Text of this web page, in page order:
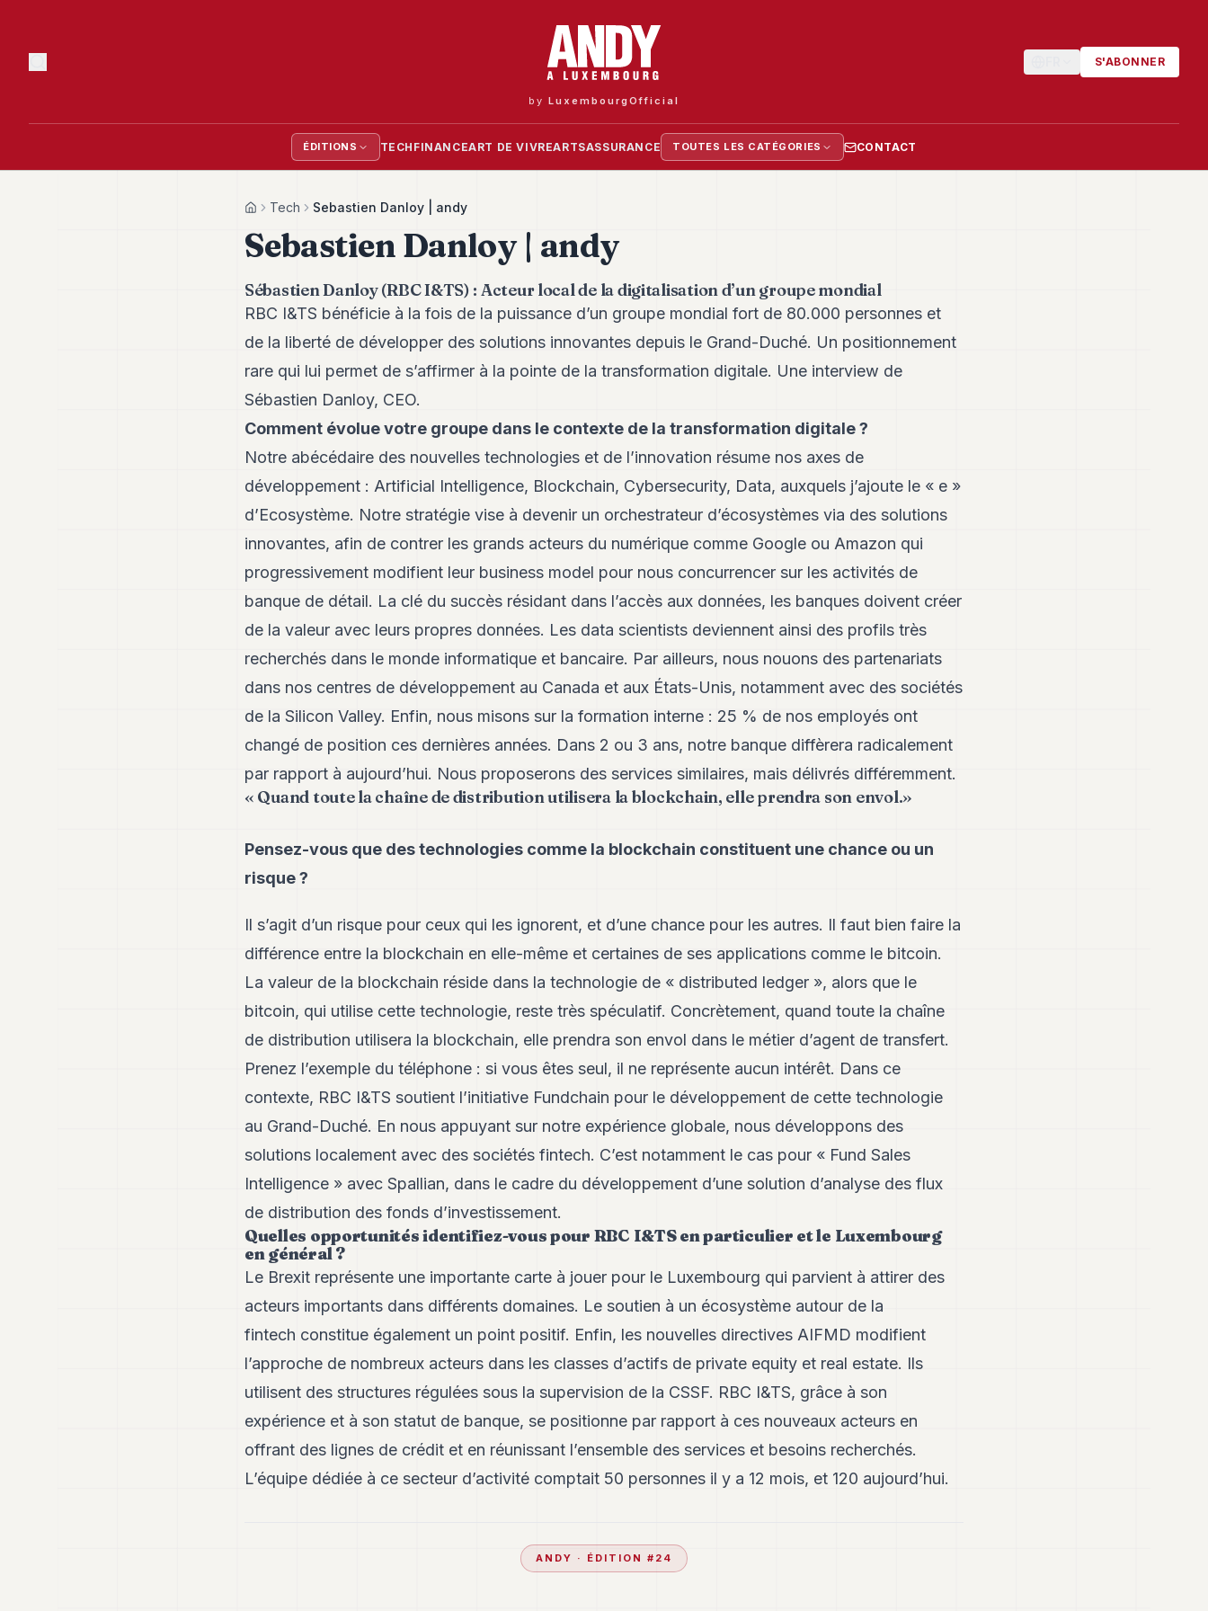
byLuxembourgOfficial
S'ABONNER
ÉDITIONS TECH FINANCEART DE VIVREARTSASSURANCE TOUTES LES CATÉGORIES CONTACT
HomeTech Sebastien Danloy | andy
Sebastien Danloy | andy
Sébastien Danloy (RBC I&TS) : Acteur local de la digitalisation d’un groupe mondial
RBC I&TS bénéficie à la fois de la puissance d’un groupe mondial fort de 80.000 personnes et
de la liberté de développer des solutions innovantes depuis le Grand-Duché. Un positionnement
rare qui lui permet de s’affirmer à la pointe de la transformation digitale. Une interview de
Sébastien Danloy, CEO.
Comment évolue votre groupe dans le contexte de la transformation digitale ?
Notre abécédaire des nouvelles technologies et de l’innovation résume nos axes de
développement : Artificial Intelligence, Blockchain, Cybersecurity, Data, auxquels j’ajoute le « e »
d’Ecosystème. Notre stratégie vise à devenir un orchestrateur d’écosystèmes via des solutions
innovantes, afin de contrer les grands acteurs du numérique comme Google ou Amazon qui
progressivement modifient leur business model pour nous concurrencer sur les activités de
banque de détail. La clé du succès résidant dans l’accès aux données, les banques doivent créer
de la valeur avec leurs propres données. Les data scientists deviennent ainsi des profils très
recherchés dans le monde informatique et bancaire. Par ailleurs, nous nouons des partenariats
dans nos centres de développement au Canada et aux États-Unis, notamment avec des sociétés
de la Silicon Valley. Enfin, nous misons sur la formation interne : 25 % de nos employés ont
changé de position ces dernières années. Dans 2 ou 3 ans, notre banque diffèrera radicalement
par rapport à aujourd’hui. Nous proposerons des services similaires, mais délivrés différemment.
« Quand toute la chaîne de distribution utilisera la blockchain, elle prendra son envol.»
Pensez-vous que des technologies comme la blockchain constituent une chance ou un
risque ?
Il s’agit d’un risque pour ceux qui les ignorent, et d’une chance pour les autres. Il faut bien faire la
différence entre la blockchain en elle-même et certaines de ses applications comme le bitcoin.
La valeur de la blockchain réside dans la technologie de « distributed ledger », alors que le
bitcoin, qui utilise cette technologie, reste très spéculatif. Concrètement, quand toute la chaîne
de distribution utilisera la blockchain, elle prendra son envol dans le métier d’agent de transfert.
Prenez l’exemple du téléphone : si vous êtes seul, il ne représente aucun intérêt. Dans ce
contexte, RBC I&TS soutient l’initiative Fundchain pour le développement de cette technologie
au Grand-Duché. En nous appuyant sur notre expérience globale, nous développons des
solutions localement avec des sociétés fintech. C’est notamment le cas pour « Fund Sales
Intelligence » avec Spallian, dans le cadre du développement d’une solution d’analyse des flux
de distribution des fonds d’investissement.
Quelles opportunités identifiez-vous pour RBC I&TS en particulier et le Luxembourg
en général ?
Le Brexit représente une importante carte à jouer pour le Luxembourg qui parvient à attirer des
acteurs importants dans différents domaines. Le soutien à un écosystème autour de la
fintech constitue également un point positif. Enfin, les nouvelles directives AIFMD modifient
l’approche de nombreux acteurs dans les classes d’actifs de private equity et real estate. Ils
utilisent des structures régulées sous la supervision de la CSSF. RBC I&TS, grâce à son
expérience et à son statut de banque, se positionne par rapport à ces nouveaux acteurs en
offrant des lignes de crédit et en réunissant l’ensemble des services et besoins recherchés.
L’équipe dédiée à ce secteur d’activité comptait 50 personnes il y a 12 mois, et 120 aujourd’hui.
ANDY · ÉDITION # 24